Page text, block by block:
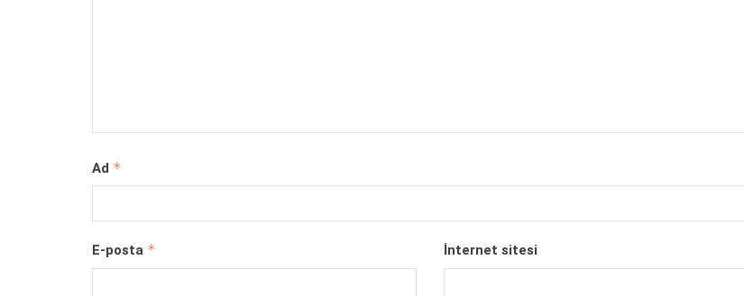
Ad *
E-posta * İnternet sitesi